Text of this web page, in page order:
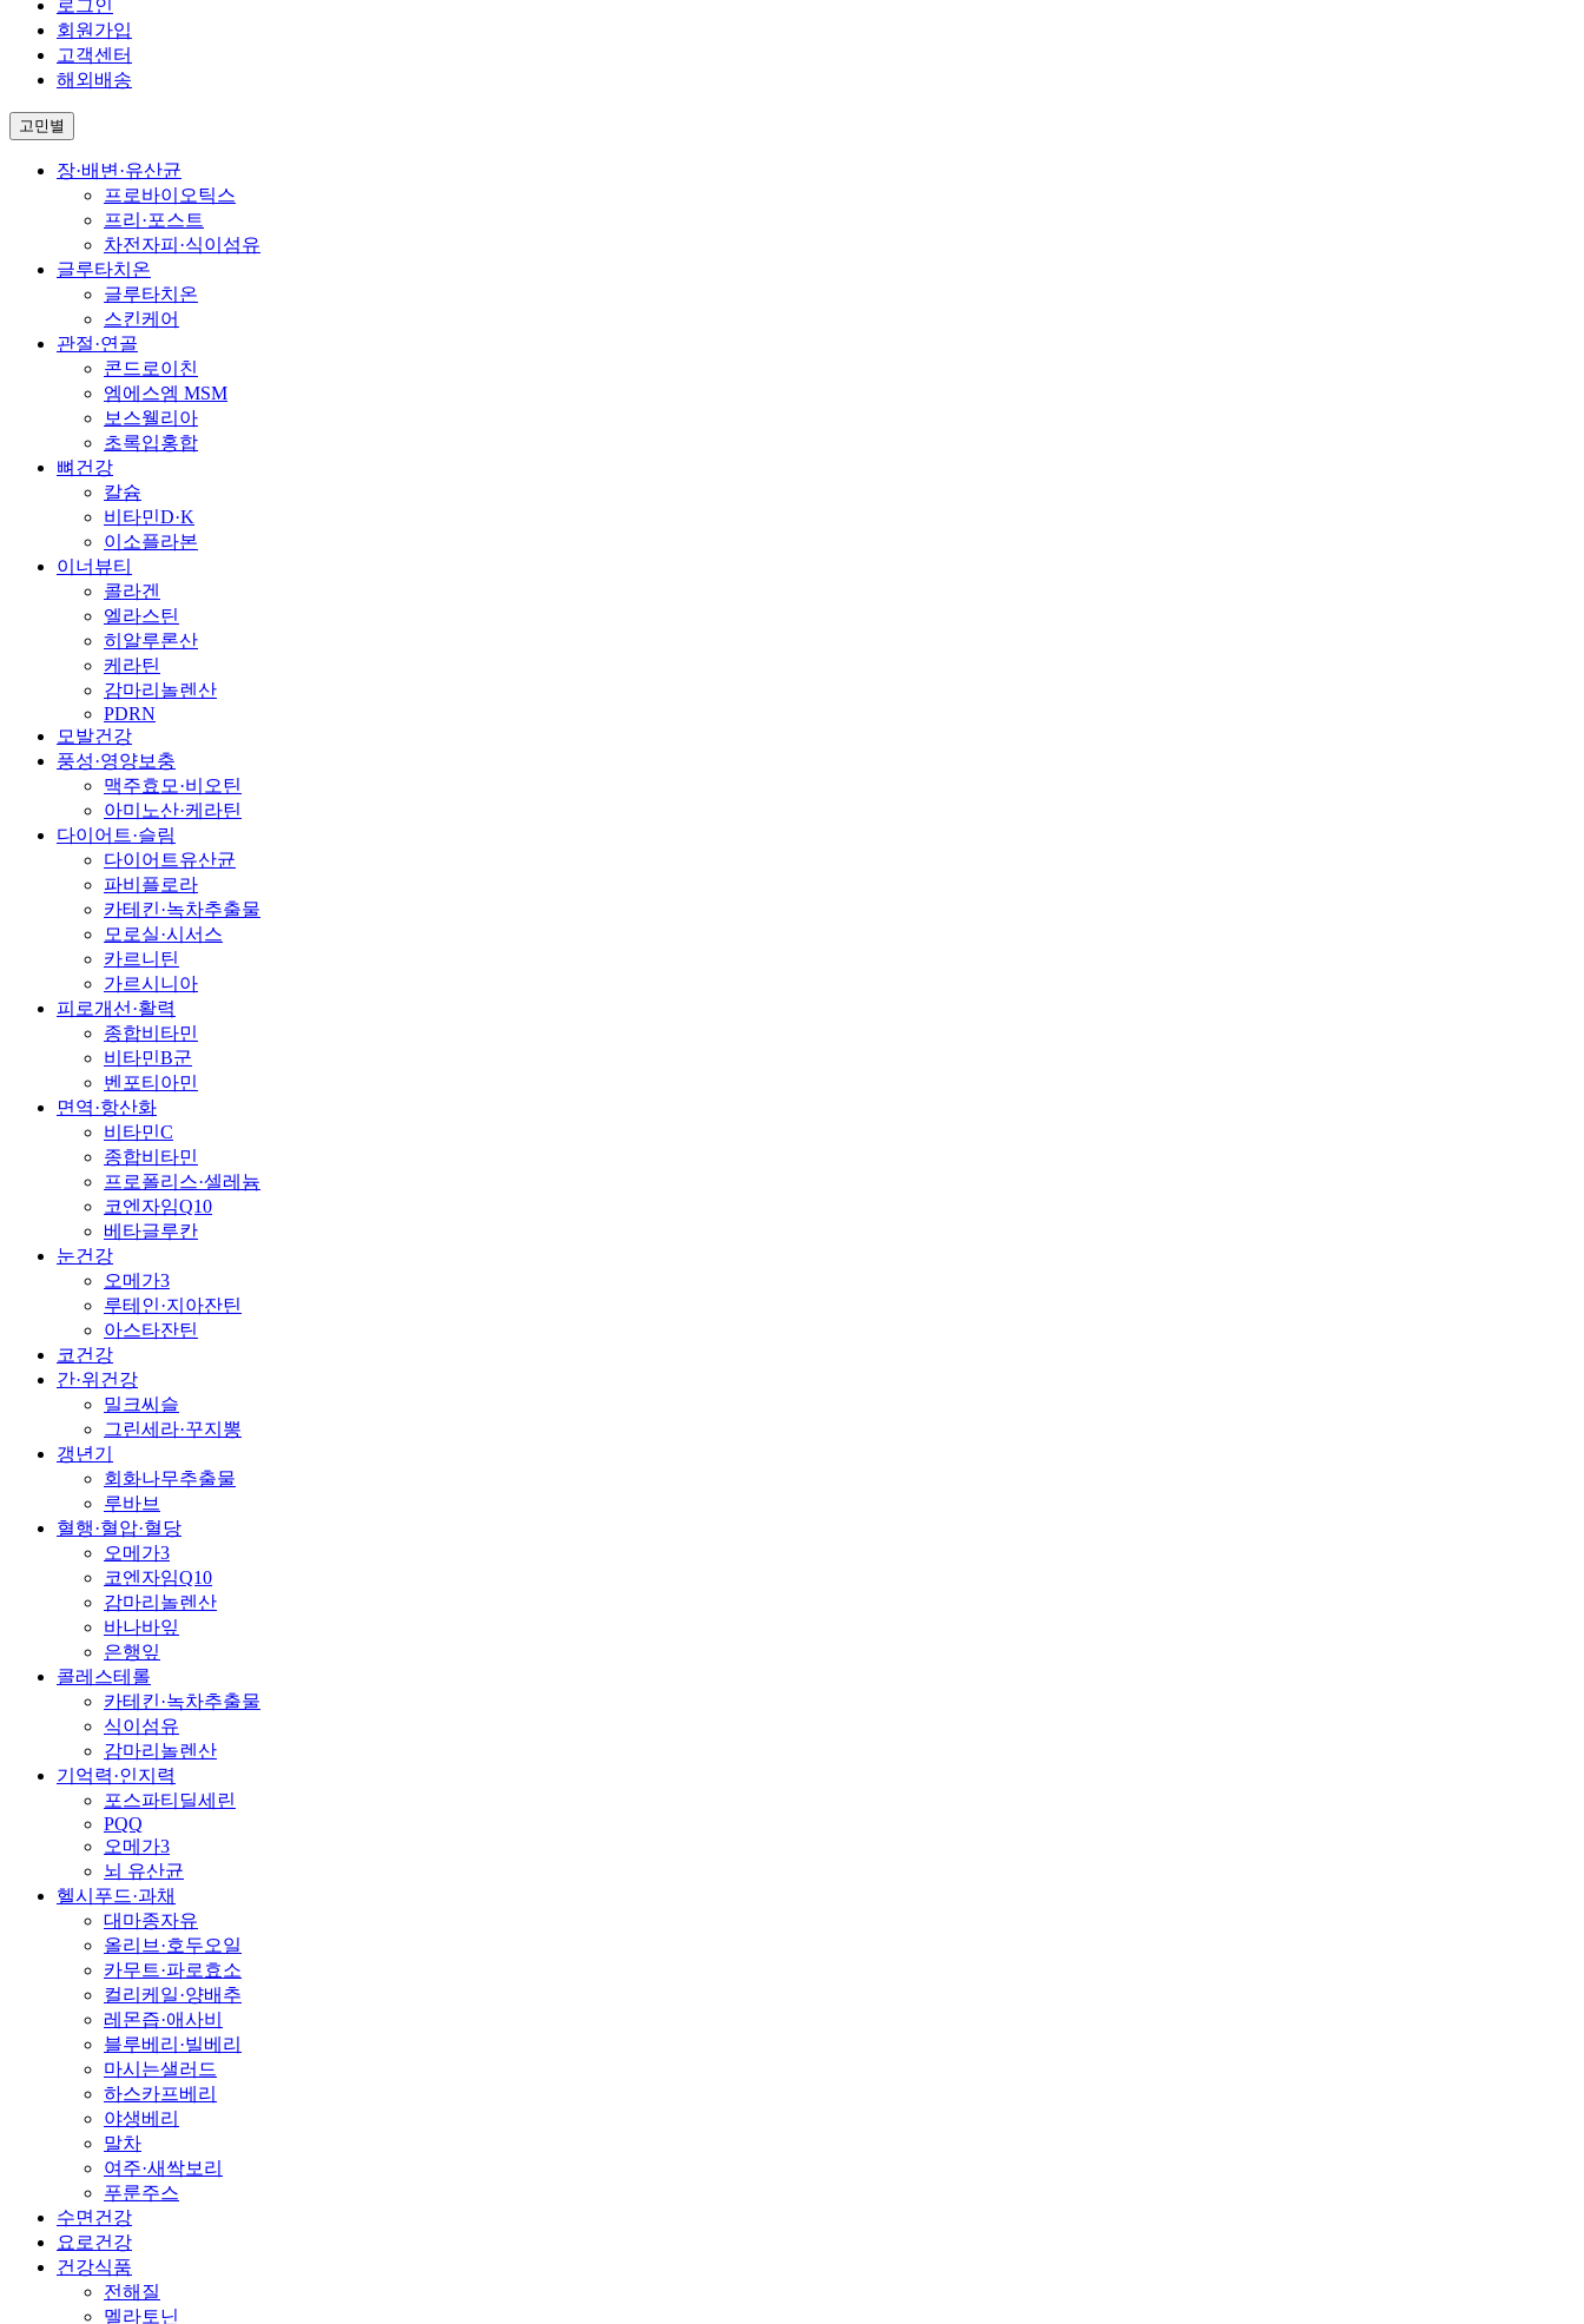
로그인
회원가입
고객센터
해외배송
고민별
장·배변·유산균
프로바이오틱스
프리·포스트
차전자피·식이섬유
글루타치온
글루타치온
스킨케어
관절·연골
콘드로이친
엠에스엠 MSM
보스웰리아
초록입홍합
뼈건강
칼슘
비타민D·K
이소플라본
이너뷰티
콜라겐
엘라스틴
히알루론산
케라틴
감마리놀렌산
PDRN
모발건강
풍성·영양보충
맥주효모·비오틴
아미노산·케라틴
다이어트·슬림
다이어트유산균
파비플로라
카테킨·녹차추출물
모로실·시서스
카르니틴
가르시니아
피로개선·활력
종합비타민
비타민B군
벤포티아민
면역·항산화
비타민C
종합비타민
프로폴리스·셀레늄
코엔자임Q10
베타글루칸
눈건강
오메가3
루테인·지아잔틴
아스타잔틴
코건강
간·위건강
밀크씨슬
그린세라·꾸지뽕
갱년기
회화나무추출물
루바브
혈행·혈압·혈당
오메가3
코엔자임Q10
감마리놀렌산
바나바잎
은행잎
콜레스테롤
카테킨·녹차추출물
식이섬유
감마리놀렌산
기억력·인지력
포스파티딜세린
PQQ
오메가3
뇌 유산균
헬시푸드·과채
대마종자유
올리브·호두오일
카무트·파로효소
컬리케일·양배추
레몬즙·애사비
블루베리·빌베리
마시는샐러드
하스카프베리
야생베리
말차
여주·새싹보리
푸룬주스
수면건강
요로건강
건강식품
전해질
멜라토닌